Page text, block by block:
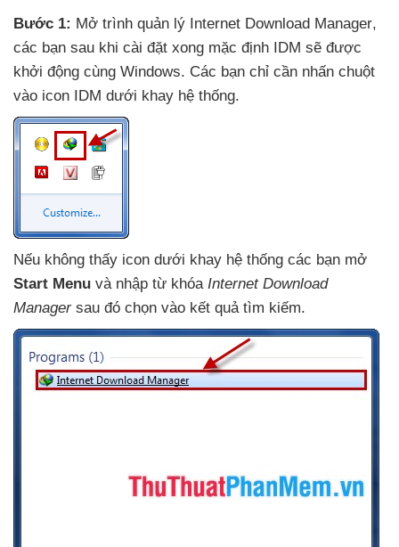
Bước 1: Mở trình quản lý Internet Download Manager,
các bạn sau khi cài đặt xong mặc định IDM sẽ được
khởi động cùng Windows. Các bạn chỉ cần nhấn chuột
vào icon IDM dưới khay hệ thống.
Nếu không thấy icon dưới khay hệ thống các bạn mở
Start Menu và nhập từ khóa Internet Download
Manager sau đó chọn vào kết quả tìm kiếm.